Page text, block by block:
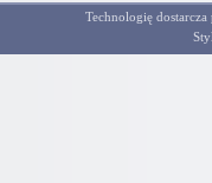
Technologię dostarcza